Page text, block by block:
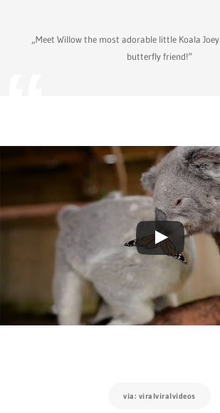
„Meet Willow the most adorable little Koala
butterfly friend!“
via: viralviralvideos